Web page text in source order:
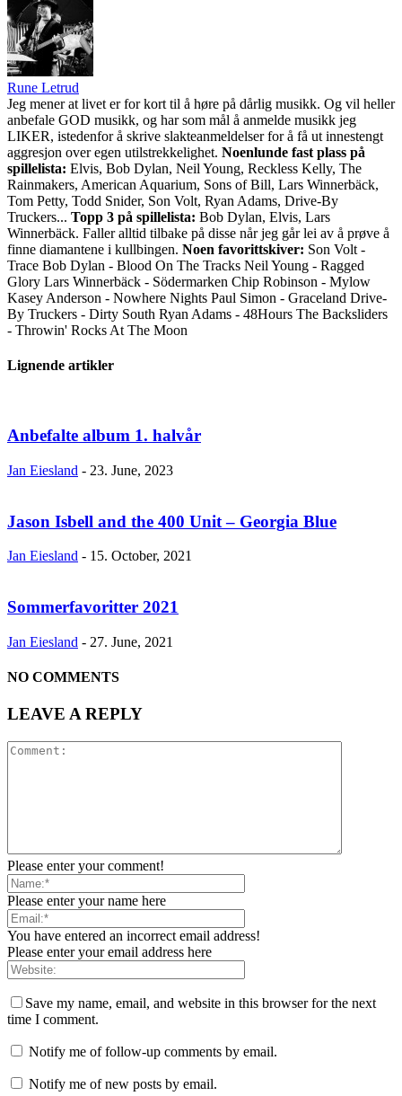
Rune Letrud
Jeg mener at livet er for kort til å høre på dårlig musikk. Og vil heller
anbefale GOD musikk, og har som mål å anmelde musikk jeg
LIKER, istedenfor å skrive slakteanmeldelser for å få ut innestengt
aggresjon over egen utilstrekkelighet. Noenlunde fast plass på
spillelista: Elvis, Bob Dylan, Neil Young, Reckless Kelly, The
Rainmakers, American Aquarium, Sons of Bill, Lars Winnerbäck,
Tom Petty, Todd Snider, Son Volt, Ryan Adams, Drive-By
Truckers... Topp 3 på spillelista: Bob Dylan, Elvis, Lars
Winnerbäck. Faller alltid tilbake på disse når jeg går lei av å prøve å
finne diamantene i kullbingen. Noen favorittskiver: Son Volt -
Trace Bob Dylan - Blood On The Tracks Neil Young - Ragged
Glory Lars Winnerbäck - Södermarken Chip Robinson - Mylow
Kasey Anderson - Nowhere Nights Paul Simon - Graceland Drive-
By Truckers - Dirty South Ryan Adams - 48Hours The Backsliders
- Throwin' Rocks At The Moon
Lignende artikler
Anbefalte album 1. halvår
Jan Eiesland - 23. June, 2023
Jason Isbell and the 400 Unit – Georgia Blue
Jan Eiesland - 15. October, 2021
Sommerfavoritter 2021
Jan Eiesland - 27. June, 2021
NO COMMENTS
LEAVE A REPLY
Please enter your comment!
Please enter your name here
You have entered an incorrect email address!
Please enter your email address here
Save my name, email, and website in this browser for the next
time I comment.
Notify me of follow-up comments by email.
Notify me of new posts by email.